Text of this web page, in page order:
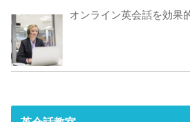
オンライン英会話を効果